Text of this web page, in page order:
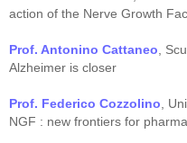
action of the Nerve Growth
Prof. Antonino Cattaneo,
Alzheimer is closer
Prof. Federico Cozzolino,
NGF : new frontiers for